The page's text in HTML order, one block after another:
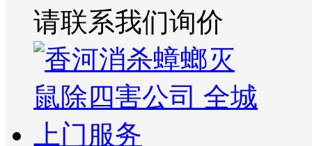
请联系我们询价